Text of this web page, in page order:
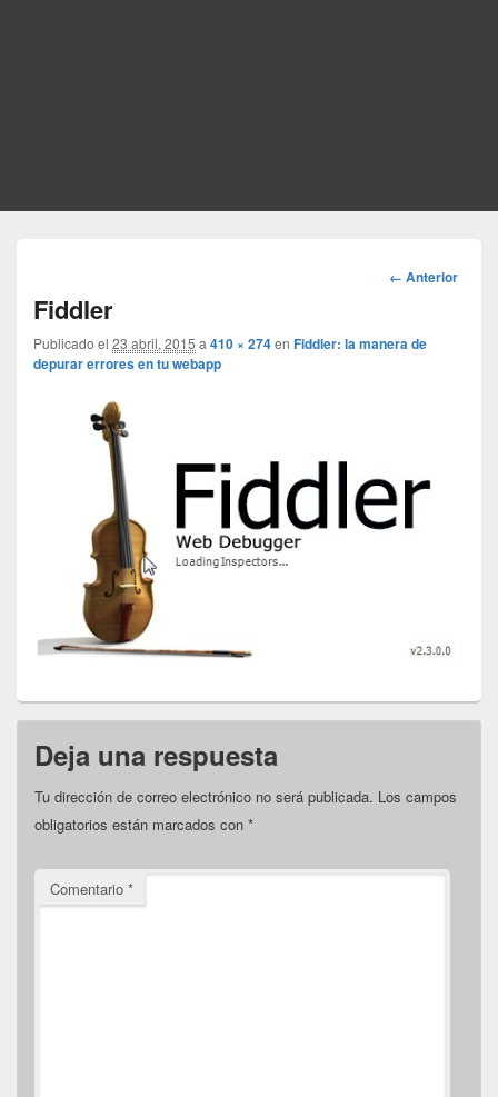
Navegador
← Anterior
Fiddler
Publicado el 23 abril, 2015 a 410 × 274en Fiddler: la manera de
depurar errores en tu webapp
Deja una respuesta
Tu dirección de correo electrónico no será publicada. Los campos
obligatorios están marcados con *
Comentario *